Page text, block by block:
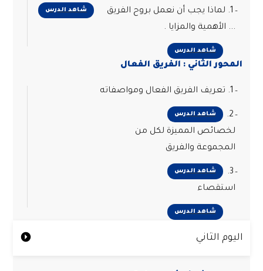
شاهد الدرس
1. لماذا يجب أن نعمل بروح الفريق
... الأهمية والمزايا .
شاهد الدرس
المحور الثاني : الفريق الفعال
شاهد الدرس
2.
لخصائص المميزة لكل من
المجموعة والفريق
شاهد الدرس
3.
استقصاء
شاهد الدرس
اليوم الثاني